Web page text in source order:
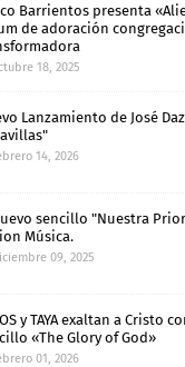
Barrientos presenta
de adoración
18, 2025
Lanzamiento de José
14, 2026
sencillo "Nuestra
Música.
09, 2025
y TAYA exaltan a Cristo
«The Glory of God»
01, 2026